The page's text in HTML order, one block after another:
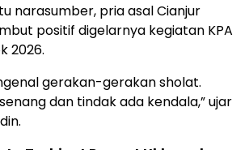
narasumber, pria asal Cianjur
positif digelarnya kegiatan KPA
2026.
gerakan-gerakan sholat.
dan tindak ada kendala,” ujar